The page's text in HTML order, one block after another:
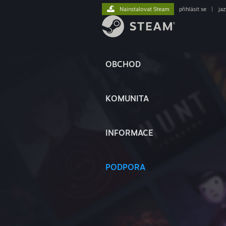
OBCHOD
KOMUNITA
INFORMACE
PODPORA
Nainstalovat Steam přihlásit se